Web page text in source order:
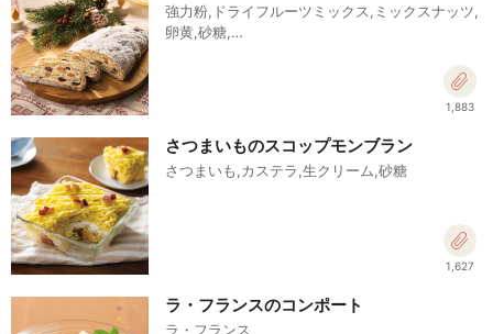
強力粉,ドライフルーツミックス,ミックスナッツ,
卵黄,砂糖,…
1,883
さつまいものスコップモンブラン
さつまいも,カステラ,生クリーム,砂糖
1,627
ラ・フランスのコンポート
ラ・フランス